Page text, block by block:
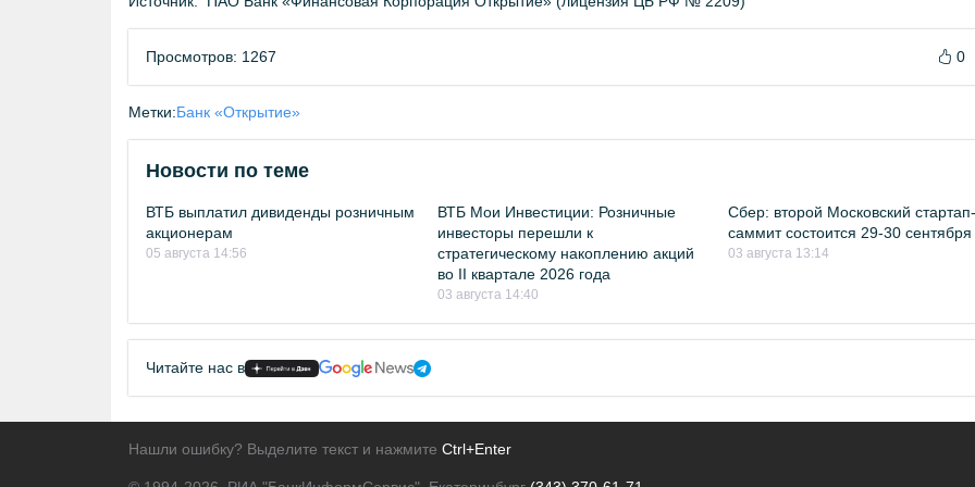
Просмотров: 1267 0
Метки:Банк «Открытие»
Новости по теме
ВТБ выплатил дивиденды розничным
акционерам
05 августа 14:56
ВТБ Мои Инвестиции: Розничные
инвесторы перешли к
стратегическому накоплению акций
во II квартале 2026 года
03 августа 14:40
Сбер: второй Московский
саммит состоится 29-30 сентября
03 августа 13:14
Читайте нас в
Нашли ошибку? Выделите текст и нажмите Ctrl+Enter